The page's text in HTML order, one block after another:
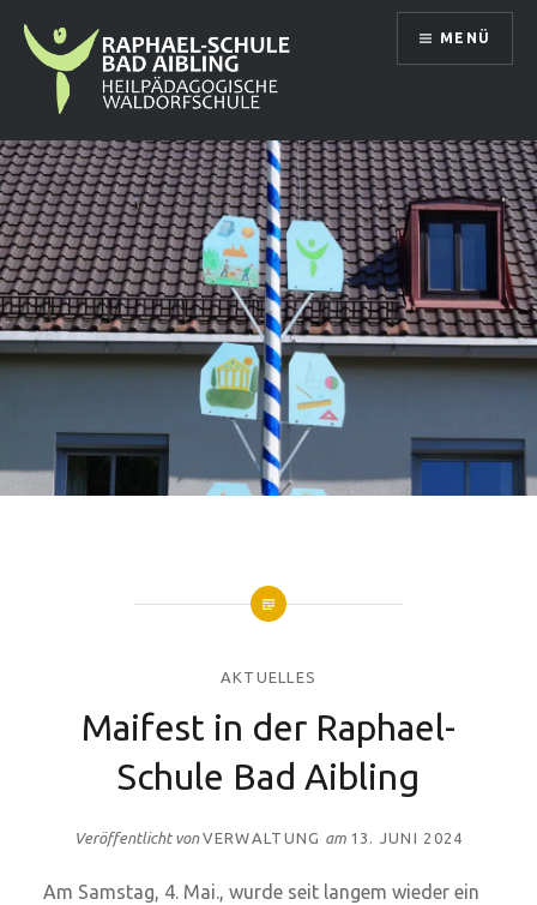
zum
Inhalt
Raphael Schule Bad Aibling
MENÜ
AKTUELLES
Maifest in der Raphael-
Schule Bad Aibling
Veröffentlicht vonVERWALTUNG am 13. JUNI 2024
Am Samstag, 4. Mai., wurde seit langem wieder ein